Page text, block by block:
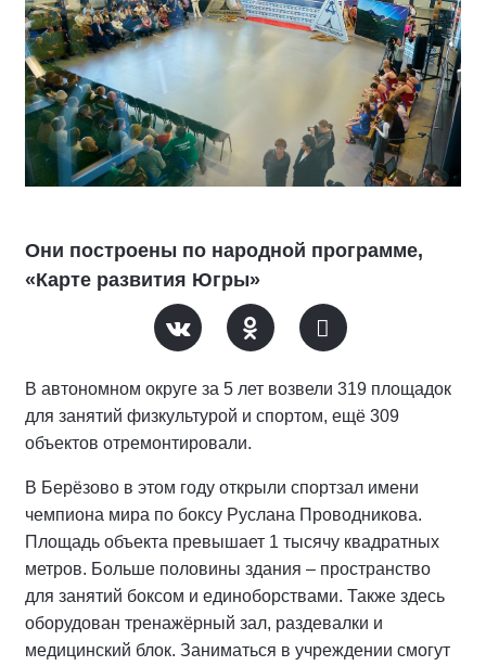
Они построены по народной программе,
«Карте развития Югры»
В автономном округе за 5 лет возвели 319 площадок
для занятий физкультурой и спортом, ещё 309
объектов отремонтировали.
В Берёзово в этом году открыли спортзал имени
чемпиона мира по боксу Руслана Проводникова.
Площадь объекта превышает 1 тысячу квадратных
метров. Больше половины здания – пространство
для занятий боксом и единоборствами. Также здесь
оборудован тренажёрный зал, раздевалки и
медицинский блок. Заниматься в учреждении смогут